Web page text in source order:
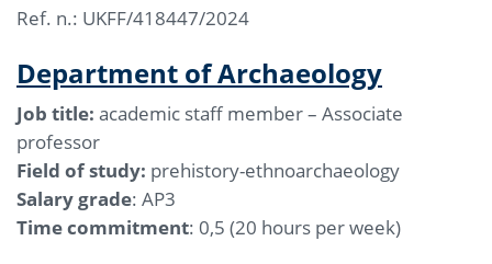
Ref. n.: UKFF/418447/2024
Department of Archaeology
Job title: academic staff member – Associate
professor
Field of study: prehistory-ethnoarchaeology
Salary grade: AP3
Time commitment: 0,5 (20 hours per week)